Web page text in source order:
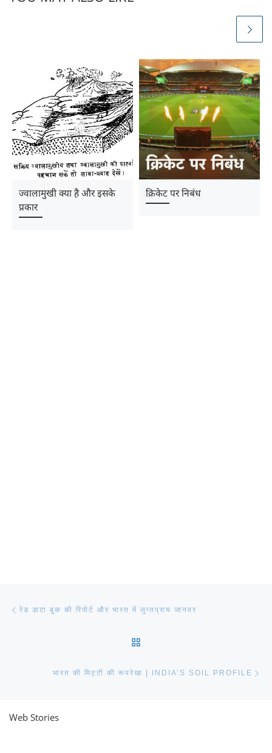
ज्वालामुखी क्या है और इसके
प्रकार
क्रिकेट पर निबंध
रेड डाटा बुक की रिपोर्ट और भारत में लुप्तप्राय जानवर
भारत की मिट्टी की रूपरेखा | INDIA’S SOIL PROFILE
Web Stories